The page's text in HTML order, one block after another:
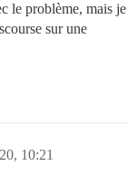
le problème, mais je
sur une
10:21